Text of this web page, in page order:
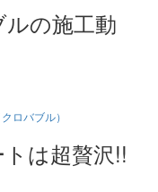
の施工動
は超贅沢!!